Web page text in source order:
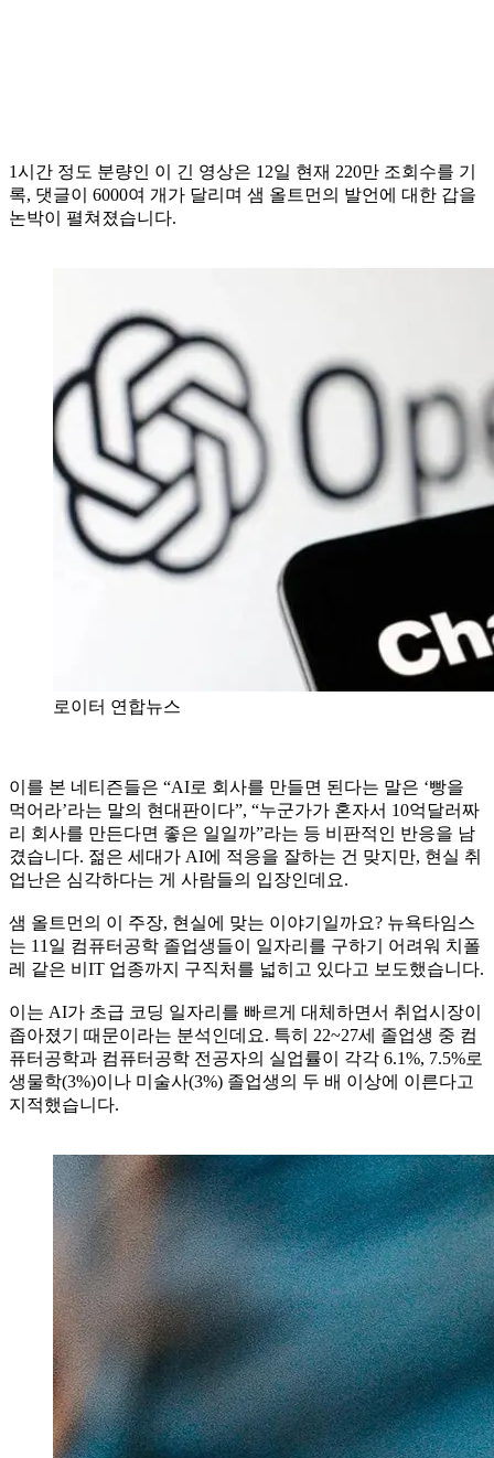
1시간 정도 분량인 이 긴 영상은 12일 현재 220만 조회수를 기
록, 댓글이 6000여 개가 달리며 샘 올트먼의 발언에 대한 갑을
논박이 펼쳐졌습니다.
로이터 연합뉴스
이를 본 네티즌들은 “AI로 회사를 만들면 된다는 말은 ‘빵을
먹어라’라는 말의 현대판이다”, “누군가가 혼자서 10억달러짜
리 회사를 만든다면 좋은 일일까”라는 등 비판적인 반응을 남
겼습니다. 젊은 세대가 AI에 적응을 잘하는 건 맞지만, 현실 취
업난은 심각하다는 게 사람들의 입장인데요.
샘 올트먼의 이 주장, 현실에 맞는 이야기일까요? 뉴욕타임스
는 11일 컴퓨터공학 졸업생들이 일자리를 구하기 어려워 치폴
레 같은 비IT 업종까지 구직처를 넓히고 있다고 보도했습니다.
이는 AI가 초급 코딩 일자리를 빠르게 대체하면서 취업시장이
좁아졌기 때문이라는 분석인데요. 특히 22~27세 졸업생 중 컴
퓨터공학과 컴퓨터공학 전공자의 실업률이 각각 6.1%, 7.5%로
생물학(3%)이나 미술사(3%) 졸업생의 두 배 이상에 이른다고
지적했습니다.